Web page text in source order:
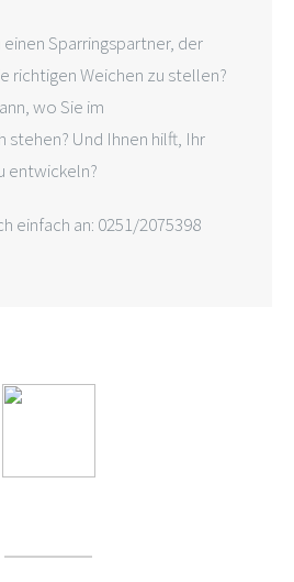
Sparringspartner, der
richtigen Weichen zu stellen?
wo Sie im
stehen? Und Ihnen hilft, Ihr
entwickeln?
einfach an: 0251/2075398